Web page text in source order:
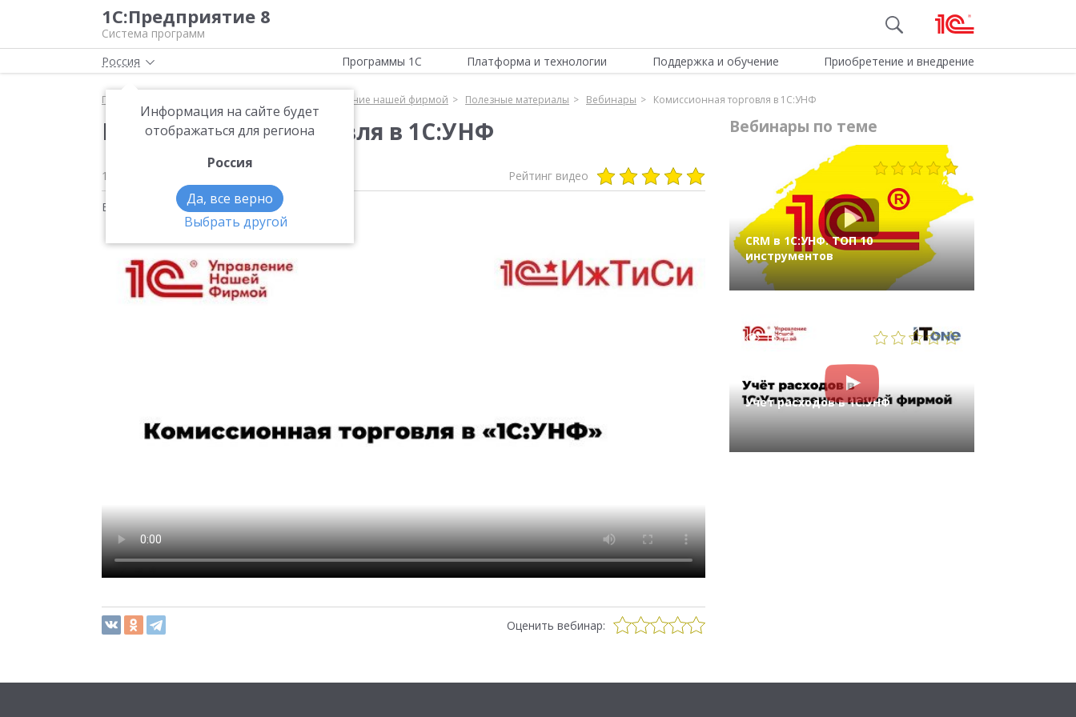
1С:Предприятие 8
Система программ
Россия
Информация на сайте будет
отображаться для региона
Россия
Да, все верно
Выбрать другой
Программы 1С Платформа и технологии Поддержка и обучение Приобретение и внедрение
Главная 1С:Управление нашей фирмой Полезные материалы Вебинары Комиссионная торговля в 1С:УНФ
Комиссионная торговля в 1С:УНФ
1 декабря 2020 Рейтинг видео
Видео на тему:1С:Управление нашей фирмой
Оценить вебинар:
Вебинары по теме
CRM в 1С:УНФ. ТОП 10
инструментов
1614
Учет расходов в 1С:УНФ